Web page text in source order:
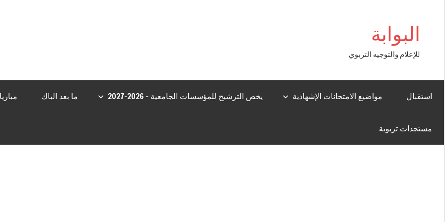
البوابة
للإعلام والتوجيه التربوي
استقبال مواضيع الامتحانات الإشهادية يخص الترشيح للمؤسسات الجامعية – 2026-2027 ما بعد الباك
مستجدات تربوية